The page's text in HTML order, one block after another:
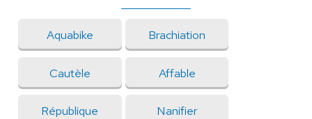
Aquabike Brachiation
Cautèle Affable
République Nanifier